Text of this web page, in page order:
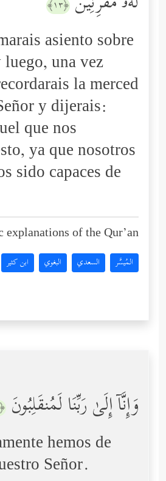
﴿١٣﴾
asiento sobre
una vez
la merced
y dijerais:
que nos
ya que nosotros
sido capaces de
of the Qur’an:
المُيسَّر السعدي البغوي ابن كثير
وَإِنَّاۤ إِلَىٰ رَبِّنَا لَمُنقَلِبُونَ ﴿١٤﴾
hemos de
Señor.